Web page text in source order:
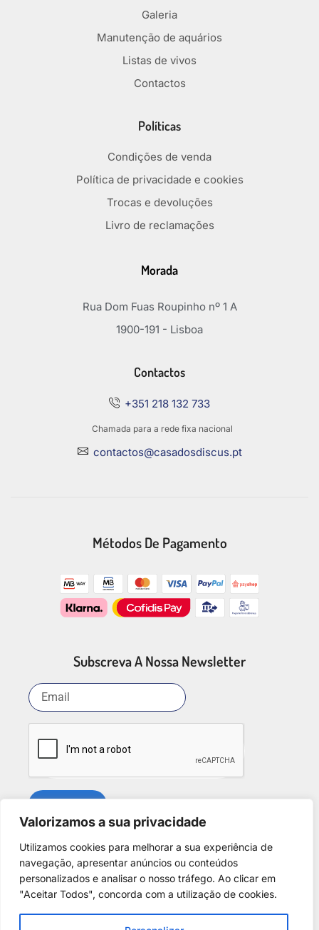
Valorizamos a sua privacidade
Utilizamos cookies para melhorar a sua experiência de
navegação, apresentar anúncios ou conteúdos
personalizados e analisar o nosso tráfego. Ao clicar em
"Aceitar Todos", concorda com a utilização de cookies.
Galeria
Manutenção de aquários
Listas de vivos
Contactos
Políticas
Condições de venda
Política de privacidade e cookies
Trocas e devoluções
Livro de reclamações
Morada
Rua Dom Fuas Roupinho nº 1 A
1900-191 - Lisboa
Contactos
+351 218 132 733
Chamada para a rede fixa nacional
contactos@casadosdiscus.pt
Métodos De Pagamento
Subscreva A Nossa Newsletter
Redes Sociais